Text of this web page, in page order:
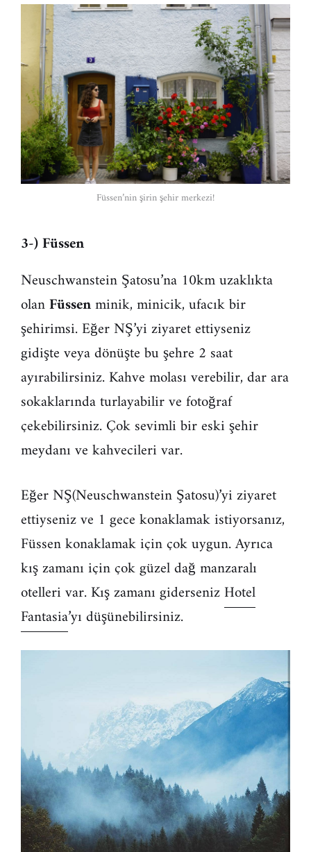
Füssen’nin şirin şehir merkezi!
3-) Füssen
Neuschwanstein Şatosu’na 10km uzaklıkta
olanFüssenminik, minicik, ufacık bir
şehirimsi. Eğer NŞ’yi ziyaret ettiyseniz
gidişte veya dönüşte bu şehre 2 saat
ayırabilirsiniz. Kahve molası verebilir, dar ara
sokaklarında turlayabilir ve fotoğraf
çekebilirsiniz. Çok sevimli bir eski şehir
meydanı ve kahvecileri var.
Eğer NŞ(Neuschwanstein Şatosu)’yi ziyaret
ettiyseniz ve 1 gece konaklamak istiyorsanız,
Füssen konaklamak için çok uygun. Ayrıca
kış zamanı için çok güzel dağ manzaralı
otelleri var. Kış zamanı gidersenizHotel
Fantasia’yı düşünebilirsiniz.